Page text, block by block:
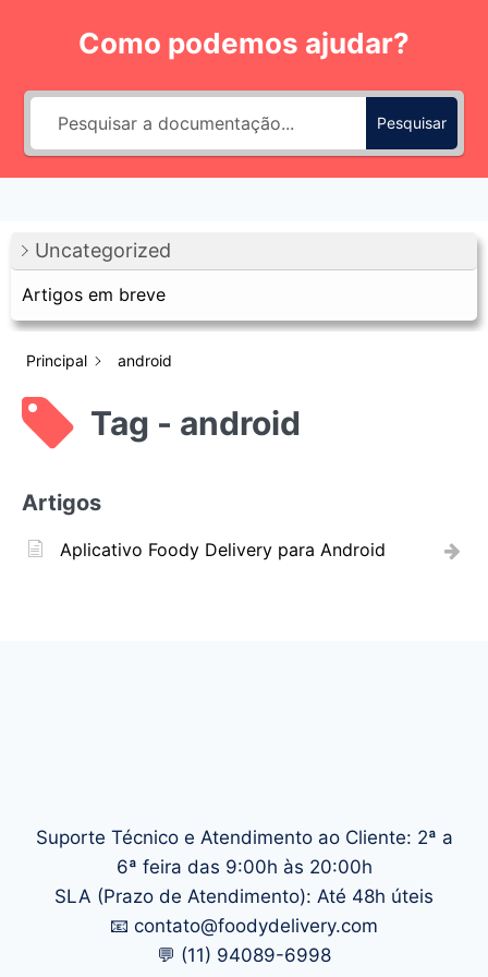
Conteúdo
Como podemos ajudar?
Pesquisar
Uncategorized
Artigos em breve
Principal android
Tag - android
Artigos
Aplicativo Foody Delivery para Android
Suporte Técnico e Atendimento ao Cliente: 2ª a
6ª feira das 9:00h às 20:00h
SLA (Prazo de Atendimento): Até 48h úteis
📧 contato@foodydelivery.com
💬 (11) 94089-6998